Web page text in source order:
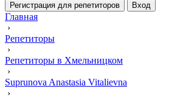
Регистрация для репетиторов Вход
Главная
›
Репетиторы
›
Репетиторы в Хмельницком
›
Suprunova Anastasia Vitalievna
›